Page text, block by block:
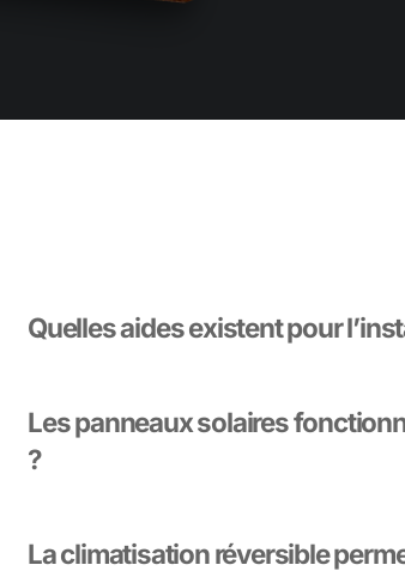
Quelles aides existent pour
Les panneaux solaires
?
La climatisation réversible